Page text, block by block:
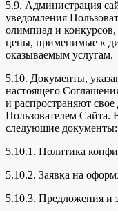
5.9. Администрация
уведомления
олимпиад и
цены, применимые к
оказываемым услугам.
5.10. Документы,
настоящего
и распространяют
Пользователем Сайта.
следующие документы:
5.10.1. Политика
5.10.2. Заявка на
5.10.3. Предложения и